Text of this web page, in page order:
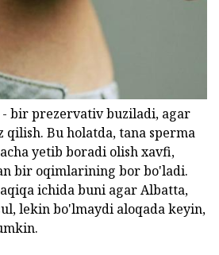
bir prezervativ buziladi, agar
Bu holatda, tana sperma
yetib boradi olish xavfi,
bir oqimlarining bor bo'ladi.
ichida buni agar Albatta,
lekin bo'lmaydi aloqada keyin,